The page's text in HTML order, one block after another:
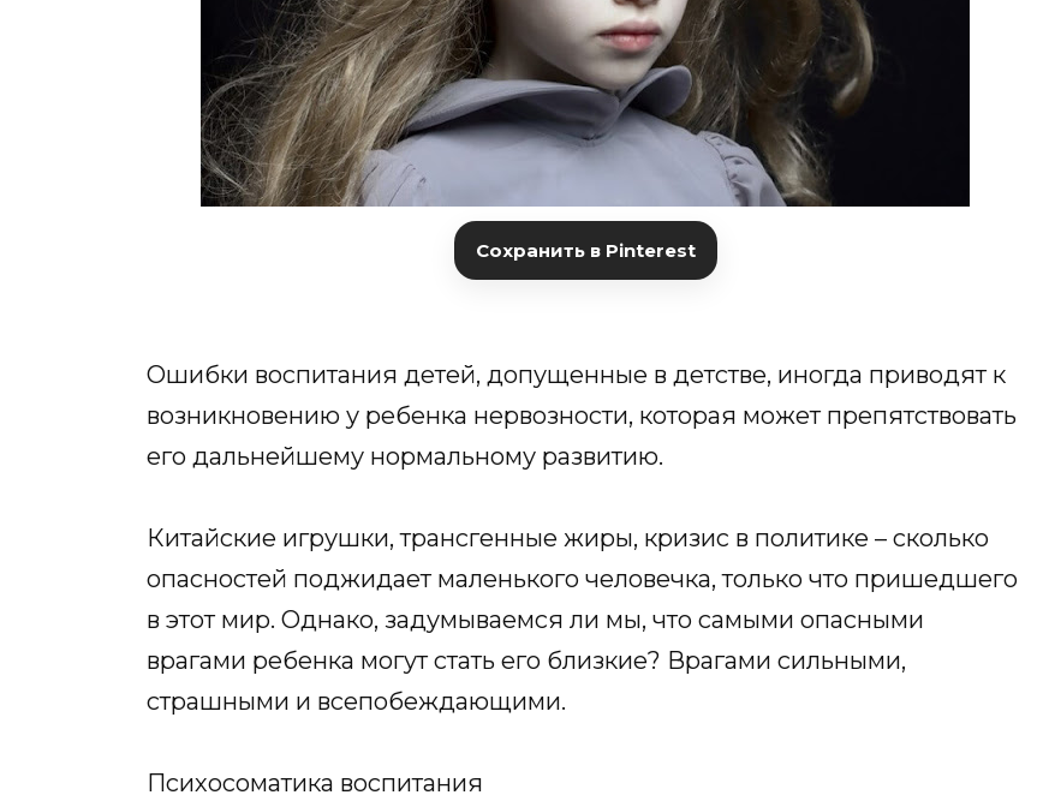
Сохранить в Pinterest
Ошибки воспитания детей, допущенные в детстве, иногда приводят к
возникновению у ребенка нервозности, которая может препятствовать
его дальнейшему нормальному развитию.
Китайские игрушки, трансгенные жиры, кризис в политике – сколько
опасностей поджидает маленького человечка, только что пришедшего
в этот мир. Однако, задумываемся ли мы, что самыми опасными
врагами ребенка могут стать его близкие? Врагами сильными,
страшными и всепобеждающими.
Психосоматика воспитания